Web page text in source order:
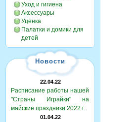
Уход и гигиена
Аксессуары
Уценка
Палатки и домики для
детей
Новости
22.04.22
Расписание работы нашей
"Страны Играйки" на
майские праздники 2022 г.
01.04.22